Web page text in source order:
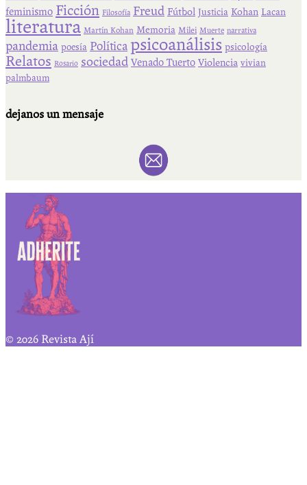
feminismo Ficción Filosofía Freud Fútbol Justicia Kohan Lacan
literatura Martín Kohan Memoria Milei Muerte narrativa
pandemia poesía Política psicoanálisis psicología
Relatos Rosario sociedad Venado Tuerto Violencia vivian
palmbaum
dejanos un mensaje
© 2026 Revista Ají